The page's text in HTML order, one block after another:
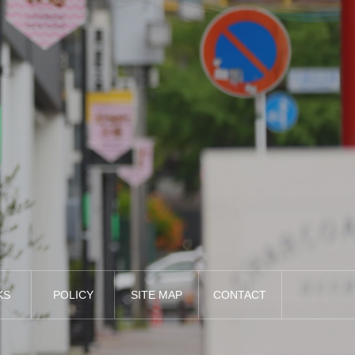
POLICY SITE MAP CONTACT